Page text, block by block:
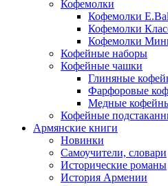
Кофемолки
Кофемолки
Кофемолки
Кофемолки
Кофейные наборы
Кофейные чашки
Глиняные
Фарфоровые
Медные
Кофейные
Армянские книги
Новинки
Самоучители, словари
Исторические романы
История Армении